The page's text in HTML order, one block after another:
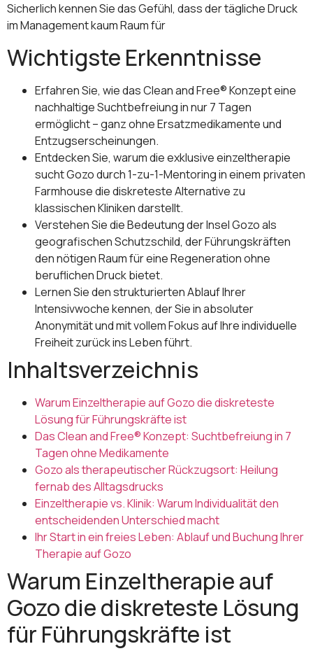
Sicherlich kennen Sie das Gefühl, dass der tägliche Druck
im Management kaum Raum für
Wichtigste Erkenntnisse
Erfahren Sie, wie das Clean and Free® Konzept eine
nachhaltige Suchtbefreiung in nur 7 Tagen
ermöglicht – ganz ohne Ersatzmedikamente und
Entzugserscheinungen.
Entdecken Sie, warum die exklusive einzeltherapie
sucht Gozo durch 1-zu-1-Mentoring in einem privaten
Farmhouse die diskreteste Alternative zu
klassischen Kliniken darstellt.
Verstehen Sie die Bedeutung der Insel Gozo als
geografischen Schutzschild, der Führungskräften
den nötigen Raum für eine Regeneration ohne
beruflichen Druck bietet.
Lernen Sie den strukturierten Ablauf Ihrer
Intensivwoche kennen, der Sie in absoluter
Anonymität und mit vollem Fokus auf Ihre individuelle
Freiheit zurück ins Leben führt.
Inhaltsverzeichnis
Warum Einzeltherapie auf Gozo die diskreteste
Lösung für Führungskräfte ist
Das Clean and Free® Konzept: Suchtbefreiung in 7
Tagen ohne Medikamente
Gozo als therapeutischer Rückzugsort: Heilung
fernab des Alltagsdrucks
Einzeltherapie vs. Klinik: Warum Individualität den
entscheidenden Unterschied macht
Ihr Start in ein freies Leben: Ablauf und Buchung Ihrer
Therapie auf Gozo
Warum Einzeltherapie auf
Gozo die diskreteste Lösung
für Führungskräfte ist